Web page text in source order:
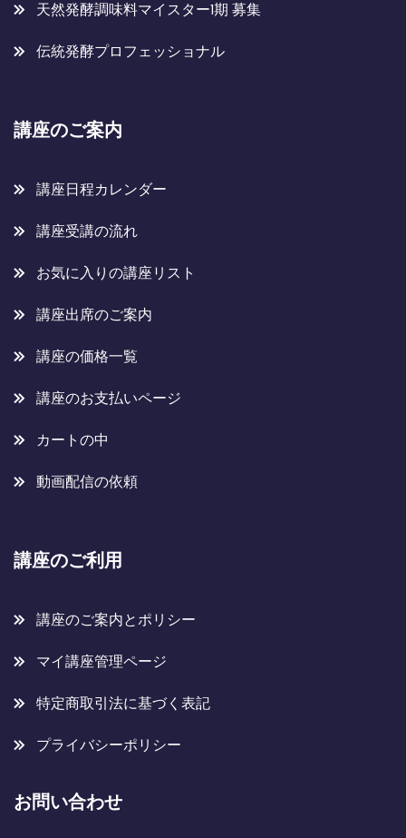
天然発酵調味料マイスター1期 募集
伝統発酵プロフェッショナル
講座のご案内
講座日程カレンダー
講座受講の流れ
お気に入りの講座リスト
講座出席のご案内
講座の価格一覧
講座のお支払いページ
カートの中
動画配信の依頼
講座のご利用
講座のご案内とポリシー
マイ講座管理ページ
特定商取引法に基づく表記
プライバシーポリシー
お問い合わせ